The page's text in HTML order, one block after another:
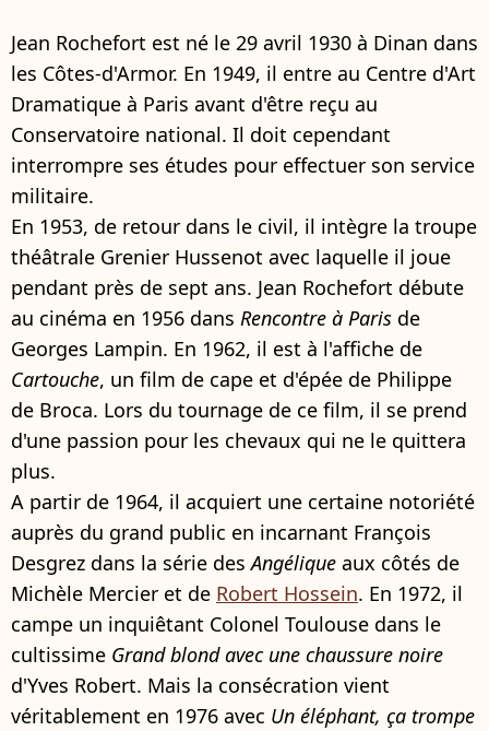
Jean Rochefort est né le 29 avril 1930 à Dinan dans
les Côtes-d'Armor. En 1949, il entre au Centre d'Art
Dramatique à Paris avant d'être reçu au
Conservatoire national. Il doit cependant
interrompre ses études pour effectuer son service
militaire.
En 1953, de retour dans le civil, il intègre la troupe
théâtrale Grenier Hussenot avec laquelle il joue
pendant près de sept ans. Jean Rochefort débute
au cinéma en 1956 dans Rencontre à Paris de
Georges Lampin. En 1962, il est à l'affiche de
Cartouche, un film de cape et d'épée de Philippe
de Broca. Lors du tournage de ce film, il se prend
d'une passion pour les chevaux qui ne le quittera
plus.
A partir de 1964, il acquiert une certaine notoriété
auprès du grand public en incarnant François
Desgrez dans la série desAngélique aux côtés de
Michèle Mercier et de Robert Hossein. En 1972, il
campe un inquiêtant Colonel Toulouse dans le
cultissime Grand blond avec une chaussure noire
d'Yves Robert. Mais la consécration vient
véritablement en 1976 avec Un éléphant, ça trompe